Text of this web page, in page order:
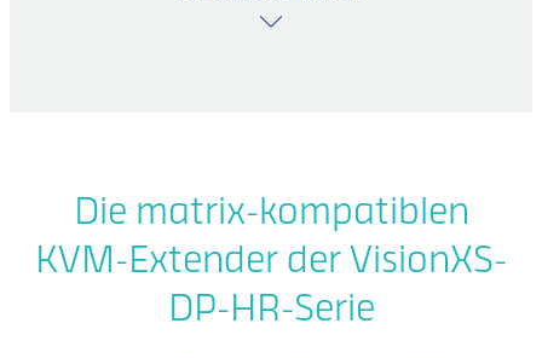
Die matrix-kompatiblen
KVM-Extender der VisionXS-
DP-HR-Serie